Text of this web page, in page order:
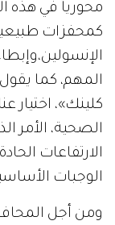
محورياً في هذه
كمحفزات
المهم، كما
كلينك»، اختيار
الصحية، الأمر
الارتفاعات
الوجبات
ومن أجل